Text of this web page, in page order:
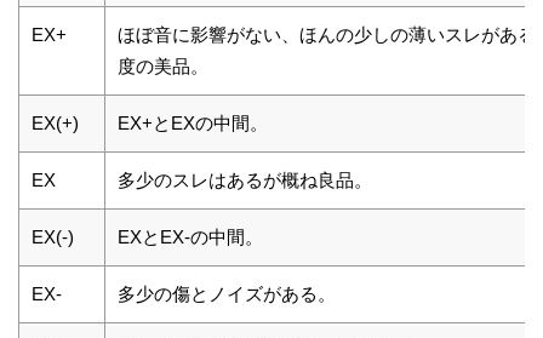
EX+
ほぼ音に影響がない、ほんの少しの薄いスレがある
度の美品。
EX(+) EX+とEXの中間。
EX 多少のスレはあるが概ね良品。
EX(-) EXとEX-の中間。
EX- 多少の傷とノイズがある。